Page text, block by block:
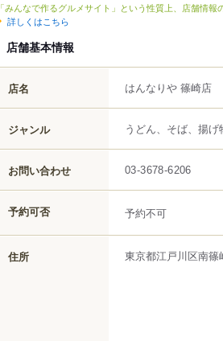
「みんなで作るグルメサイト」という性質上、店舗情
詳しくはこちら
店舗基本情報
店名 はんなりや 篠崎店
ジャンル うどん、そば、揚げ
お問い合わせ 03-3678-6206
予約可否 予約不可
住所 東京都江戸川区南篠